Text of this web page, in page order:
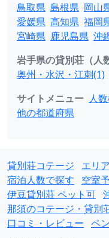
鳥取県 島根県 岡山
愛媛県 高知県 福岡
宮崎県 鹿児島県 沖
岩手県の貸別荘（人
奥州・水沢・江刺(1)
サイトメニュー 人
他の都道府県
貸別荘コテージ エリ
宿泊人数で探す
空室
伊豆貸別荘 ペット可
那須のコテージ・貸別
口コミ・レビュー ペ